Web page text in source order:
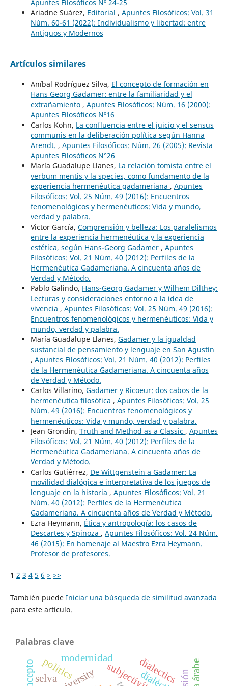
Apuntes Filosóficos Nº 24-25
Ariadne Suárez, Editorial , Apuntes Filosóficos: Vol. 31
Núm. 60-61 (2022): Individualismo y libertad: entre
Antiguos y Modernos
Artículos similares
Aníbal Rodríguez Silva, El concepto de formación en
Hans Georg Gadamer: entre la familiaridad y el
extrañamiento , Apuntes Filosóficos: Núm. 16 (2000):
Apuntes Filosóficos Nº16
Carlos Kohn, La confluencia entre el juicio y el sensus
communis en la deliberación política según Hanna
Arendt. , Apuntes Filosóficos: Núm. 26 (2005): Revista
Apuntes Filosóficos N°26
María Guadalupe Llanes, La relación tomista entre el
verbum mentis y la species, como fundamento de la
experiencia hermenéutica gadameriana , Apuntes
Filosóficos: Vol. 25 Núm. 49 (2016): Encuentros
fenomenológicos y hermenéuticos: Vida y mundo,
verdad y palabra.
Victor García, Comprensión y belleza: Los paralelismos
entre la experiencia hermenéutica y la experiencia
estética, según Hans-Georg Gadamer , Apuntes
Filosóficos: Vol. 21 Núm. 40 (2012): Perfiles de la
Hermenéutica Gadameriana. A cincuenta años de
Verdad y Método.
Pablo Galindo, Hans-Georg Gadamer y Wilhem Dilthey:
Lecturas y consideraciones entorno a la idea de
vivencia , Apuntes Filosóficos: Vol. 25 Núm. 49 (2016):
Encuentros fenomenológicos y hermenéuticos: Vida y
mundo, verdad y palabra.
María Guadalupe Llanes, Gadamer y la igualdad
sustancial de pensamiento y lenguaje en San Agustín
, Apuntes Filosóficos: Vol. 21 Núm. 40 (2012): Perfiles
de la Hermenéutica Gadameriana. A cincuenta años
de Verdad y Método.
Carlos Villarino, Gadamer y Ricoeur: dos cabos de la
hermenéutica filosófica , Apuntes Filosóficos: Vol. 25
Núm. 49 (2016): Encuentros fenomenológicos y
hermenéuticos: Vida y mundo, verdad y palabra.
Jean Grondin, Truth and Method as a Classic , Apuntes
Filosóficos: Vol. 21 Núm. 40 (2012): Perfiles de la
Hermenéutica Gadameriana. A cincuenta años de
Verdad y Método.
Carlos Gutiérrez, De Wittgenstein a Gadamer: La
movilidad dialógica e interpretativa de los juegos de
lenguaje en la historia , Apuntes Filosóficos: Vol. 21
Núm. 40 (2012): Perfiles de la Hermenéutica
Gadameriana. A cincuenta años de Verdad y Método.
Ezra Heymann, Ética y antropología: los casos de
Descartes y Spinoza , Apuntes Filosóficos: Vol. 24 Núm.
46 (2015): En homenaje al Maestro Ezra Heymann.
Profesor de profesores.
1 2 3 4 5 6 > >>
También puede Iniciar una búsqueda de similitud avanzada
para este artículo.
Palabras clave
subjectivitydialectics
modernidad
politics
selva